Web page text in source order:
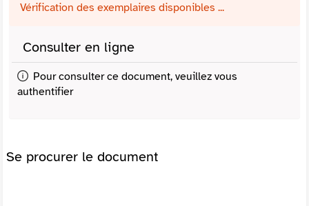
Vérification des exemplaires disponibles ...
Consulter en ligne
Pour consulter ce document, veuillez vous
authentifier
Se procurer le document